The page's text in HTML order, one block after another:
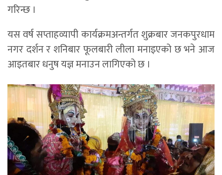
गरिन्छ ।
यस वर्ष सप्ताहव्यापी कार्यक्रमअन्तर्गत शुक्रबार जनकपुरधाम
नगर दर्शन र शनिबार फूलबारी लीला मनाइएको छ भने आज
आइतबार धनुष यज्ञ मनाउन लागिएको छ ।